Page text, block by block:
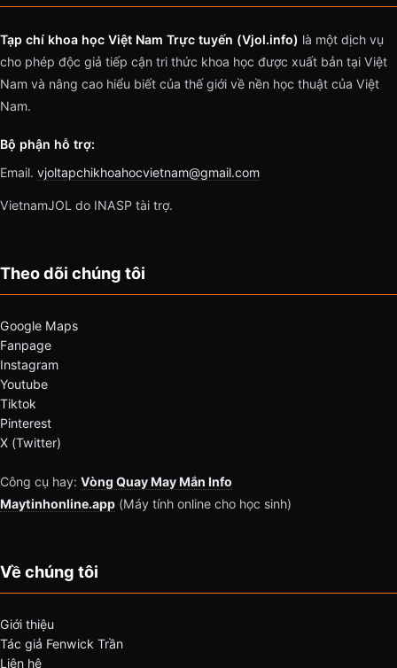
Tạp chí khoa học Việt Nam Trực tuyến (Vjol.info) là một dịch vụ
cho phép độc giả tiếp cận tri thức khoa học được xuất bản tại Việt
Nam và nâng cao hiểu biết của thế giới về nền học thuật của Việt
Nam.
Bộ phận hỗ trợ:
Email. vjoltapchikhoahocvietnam@gmail.com
VietnamJOL do INASP tài trợ.
Theo dõi chúng tôi
Google Maps
Fanpage
Instagram
Youtube
Tiktok
Pinterest
X (Twitter)
Công cụ hay: Vòng Quay May Mắn Info
Maytinhonline.app (Máy tính online cho học sinh)
Về chúng tôi
Giới thiệu
Tác giả Fenwick Trần
Liên hệ